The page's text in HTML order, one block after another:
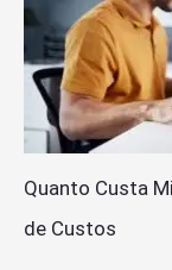
Quanto Custa
de Custos